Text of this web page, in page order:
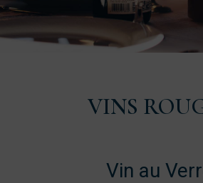
VINS
Vin au